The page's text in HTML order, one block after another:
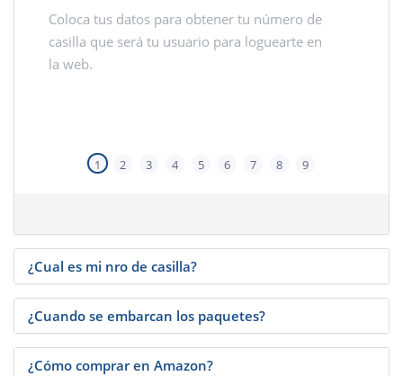
1 2 3 4 5 6 7 8 9
Coloca tus datos para obtener tu número de
casilla que será tu usuario para loguearte en
la web.
¿Cual es mi nro de casilla?
¿Cuando se embarcan los paquetes?
¿Cómo comprar en Amazon?